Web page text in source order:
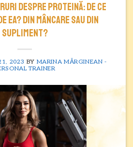
despre PROTEINĂ: de ce
ea? Din mâncare sau din
supliment?
2023 BY MARINA MĂRGINEAN -
TRAINER